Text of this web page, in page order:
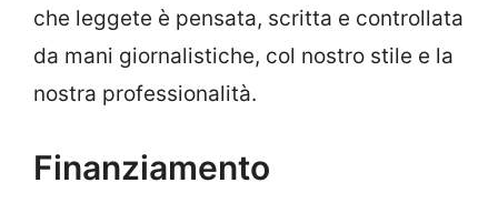
che leggete è pensata, scritta e controllata
da mani giornalistiche, col nostro stile e la
nostra professionalità.
Finanziamento